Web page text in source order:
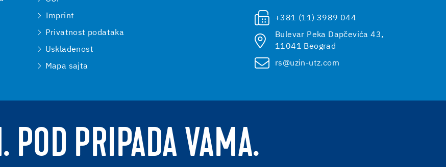
Imprint
Privatnost podataka
Usklađenost
Mapa sajta
+381 (11) 3989 044
Bulevar Peka Dapčevića 43,
11041 Beograd
rs@uzin-utz.com
POD PRIPADA VAMA.